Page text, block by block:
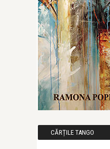
CĂRȚILE TANGO